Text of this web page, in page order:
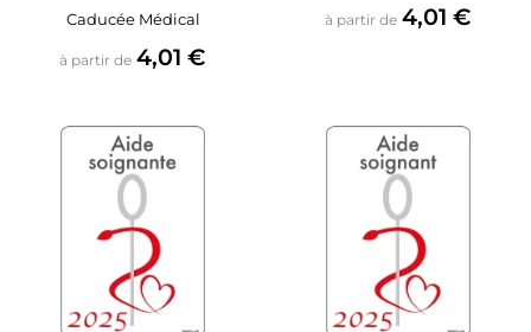
Caducée Médical
à partir de Prix
4,01 €
à partir de Prix
4,01 €